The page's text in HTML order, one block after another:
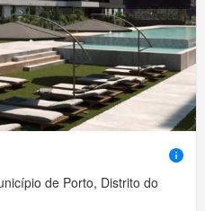
de Porto, Distrito do